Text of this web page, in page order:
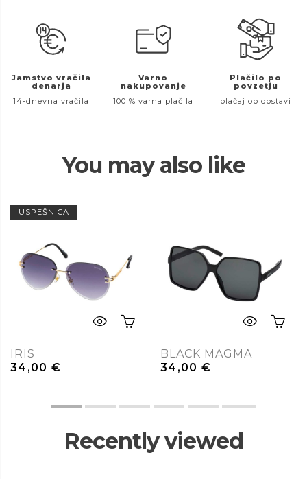
Jamstvo vračila
denarja
14-dnevna vračila
Varno
nakupovanje
100 % varna plačila
Plačilo po
povzetju
plačaj ob dostavi
You may also like
USPEŠNICA
IRIS
34,00€
BLACK MAGMA
34,00€
Recently viewed